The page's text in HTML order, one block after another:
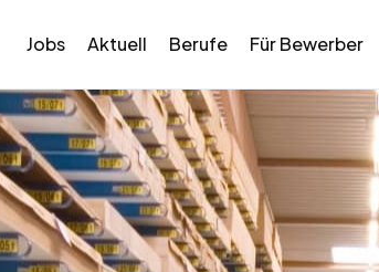
Jobs Aktuell Berufe Für Bewerber